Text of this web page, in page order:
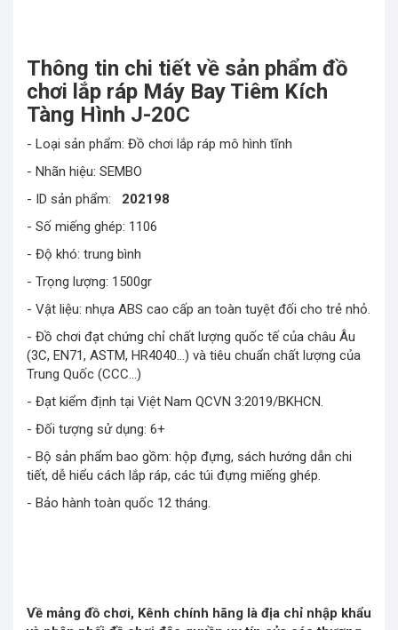
Thông tin chi tiết về sản phẩm đồ
chơi lắp ráp Máy Bay Tiêm Kích
Tàng Hình J-20C
- Loại sản phẩm: Đồ chơi lắp ráp mô hình tĩnh
- Nhãn hiệu: SEMBO
- ID sản phẩm:
202198
- Số miếng ghép: 1106
- Độ khó: trung bình
- Trọng lượng: 1500gr
- Vật liệu: nhựa ABS cao cấp an toàn tuyệt đối cho trẻ nhỏ.
- Đồ chơi đạt chứng chỉ chất lượng quốc tế của châu Âu
(3C, EN71, ASTM, HR4040…) và tiêu chuẩn chất lượng của
Trung Quốc (CCC…)
- Đạt kiểm định tại Việt Nam QCVN 3:2019/BKHCN.
- Đối tượng sử dụng: 6+
- Bộ sản phẩm bao gồm: hộp đựng, sách hướng dẫn chi
tiết, dễ hiểu cách lắp ráp, các túi đựng miếng ghép.
- Bảo hành toàn quốc 12 tháng.
Về mảng đồ chơi, Kênh chính hãng là địa chỉ nhập khẩu